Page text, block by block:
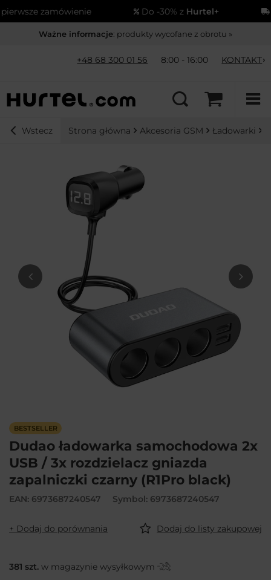
zamówienie Do -30% zHurtel+
Ważne informacje: produkty wycofane z obrotu »
+48 68 300 01 56 8:00 - 16:00 KONTAKT
Wstecz Strona główna Akcesoria GSM Ładowarki
BESTSELLER
Dudao ładowarka samochodowa 2x
USB / 3x rozdzielacz gniazda
zapalniczki czarny (R1Pro black)
EAN: 6973687240547 Symbol: 6973687240547
+ Dodaj do porównania Dodaj do listy zakupowej
381 szt. w magazynie wysyłkowym